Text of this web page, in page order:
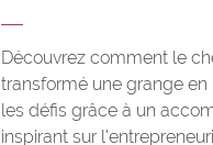
Découvrez comment le
transformé une grange
les défis grâce à un
inspirant sur